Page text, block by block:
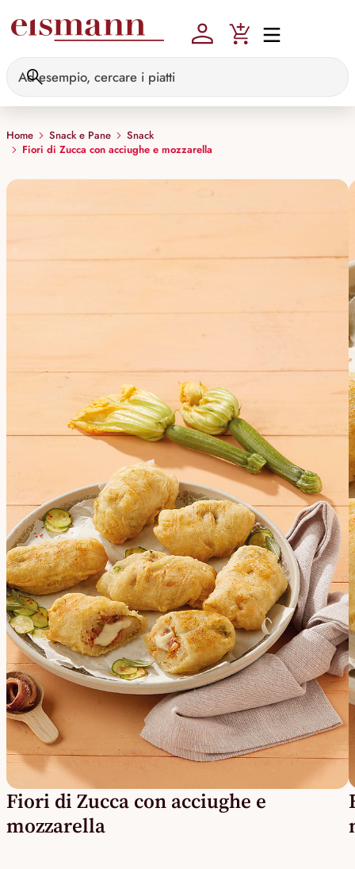
Home Snack e Pane
Snack
Fiori di Zucca con acciughe e mozzarella
Fiori di Zucca con acciughe e
mozzarella